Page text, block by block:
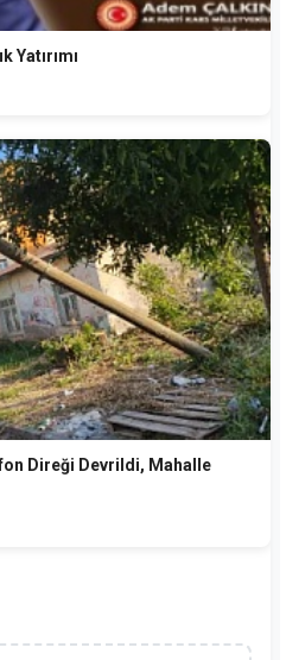
Yatırımı
Direği Devrildi, Mahalle